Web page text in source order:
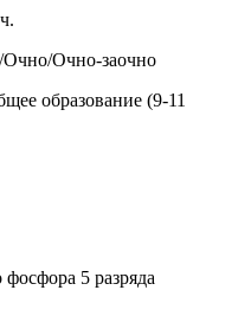
Очно-заочно
образование (9-11
5 разряда